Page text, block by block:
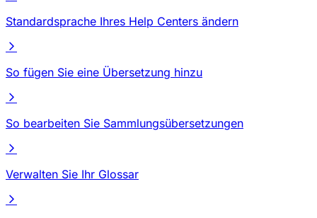
Standardsprache Ihres Help Centers ändern
So fügen Sie eine Übersetzung hinzu
So bearbeiten Sie Sammlungsübersetzungen
Verwalten Sie Ihr Glossar